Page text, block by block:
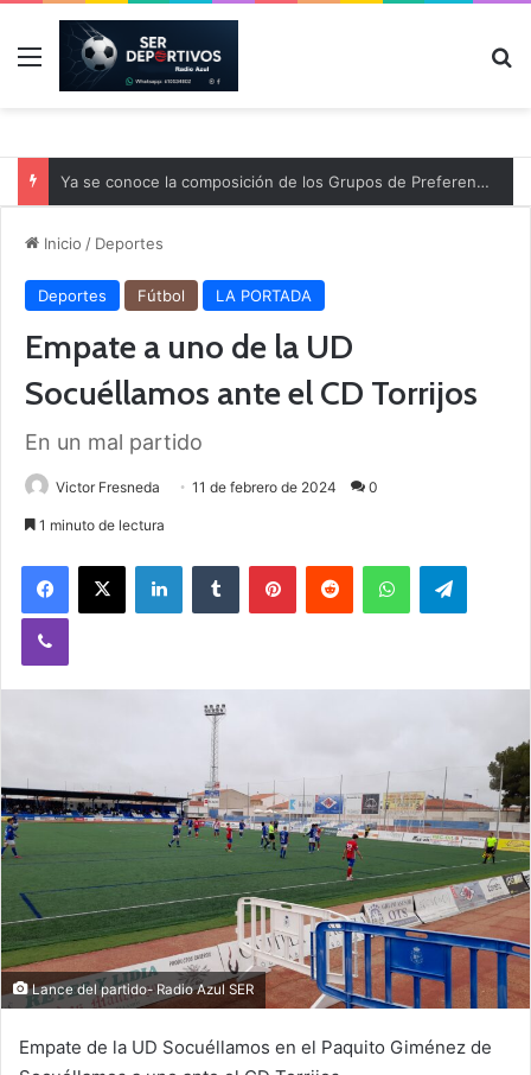
Menú
Ya se conoce la composición de los Grupos de Preferente y el calendario
Inicio / Deportes
Deportes Fútbol LA PORTADA
Empate a uno de la UD
Socuéllamos ante el CD Torrijos
En un mal partido
Victor Fresneda 11 de febrero de 2024 0
1 minuto de lectura
Lance del partido- Radio Azul SER
Empate de la UD Socuéllamos en el Paquito Giménez de